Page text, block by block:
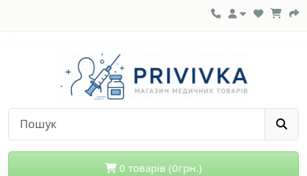
0 товарів (0грн.)